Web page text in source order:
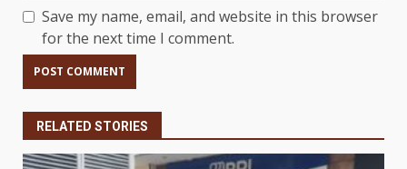
Save my name, email, and website in this browser
for the next time I comment.
RELATED STORIES